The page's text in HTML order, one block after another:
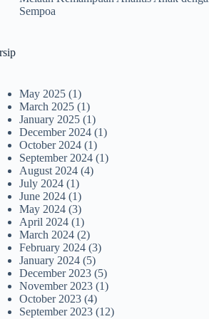
Sempoa
May 2025 (1)
March 2025 (1)
January 2025 (1)
December 2024 (1)
October 2024 (1)
September 2024 (1)
August 2024 (4)
July 2024 (1)
June 2024 (1)
May 2024 (3)
April 2024 (1)
March 2024 (2)
February 2024 (3)
January 2024 (5)
December 2023 (5)
November 2023 (1)
October 2023 (4)
September 2023 (12)